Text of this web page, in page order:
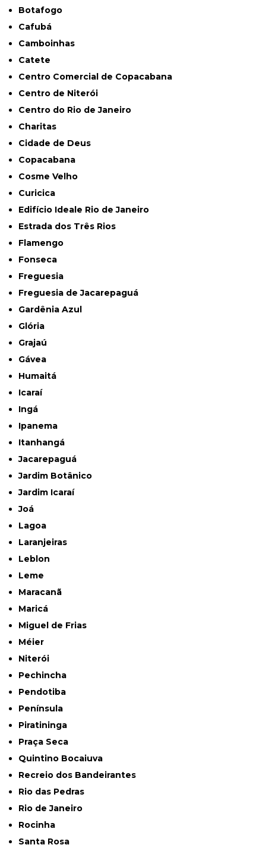
Botafogo
Cafubá
Camboinhas
Catete
Centro Comercial de Copacabana
Centro de Niterói
Centro do Rio de Janeiro
Charitas
Cidade de Deus
Copacabana
Cosme Velho
Curicica
Edifício Ideale Rio de Janeiro
Estrada dos Três Rios
Flamengo
Fonseca
Freguesia
Freguesia de Jacarepaguá
Gardênia Azul
Glória
Grajaú
Gávea
Humaitá
Icaraí
Ingá
Ipanema
Itanhangá
Jacarepaguá
Jardim Botânico
Jardim Icaraí
Joá
Lagoa
Laranjeiras
Leblon
Leme
Maracanã
Maricá
Miguel de Frias
Méier
Niterói
Pechincha
Pendotiba
Península
Piratininga
Praça Seca
Quintino Bocaiuva
Recreio dos Bandeirantes
Rio das Pedras
Rio de Janeiro
Rocinha
Santa Rosa